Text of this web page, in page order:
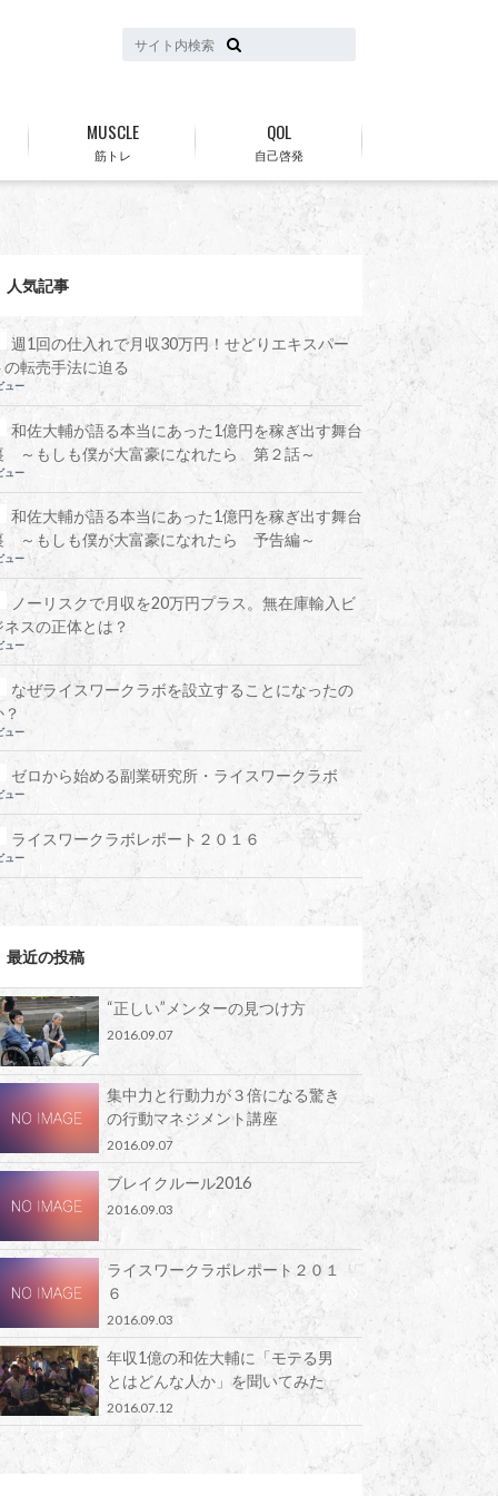
筋トレ
MUSCLE
自己啓発
QOL
人気記事
週1回の仕入れで月収30万円！せどりエキスパー
の転売手法に迫る
ュー
和佐大輔が語る本当にあった1億円を稼ぎ出す舞台
～もしも僕が大富豪になれたら 第２話～
ュー
和佐大輔が語る本当にあった1億円を稼ぎ出す舞台
～もしも僕が大富豪になれたら 予告編～
ュー
ノーリスクで月収を20万円プラス。無在庫輸入ビ
ネスの正体とは？
ュー
なぜライスワークラボを設立することになったの
ュー
ゼロから始める副業研究所・ライスワークラボ
ュー
ライスワークラボレポート２０１６
ュー
最近の投稿
“正しい”メンターの見つけ方
2016.09.07
集中力と行動力が３倍になる驚き
の行動マネジメント講座
2016.09.07
ブレイクルール2016
2016.09.03
ライスワークラボレポート２０１
６
2016.09.03
年収1億の和佐大輔に「モテる男
とはどんな人か」を聞いてみた
2016.07.12